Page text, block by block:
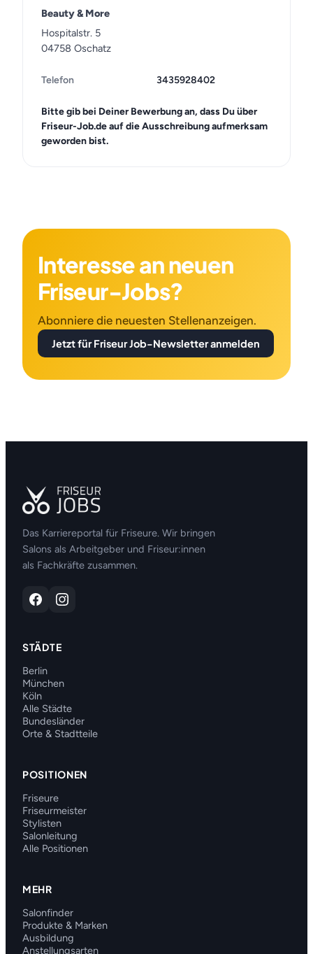
Beauty & More
Hospitalstr. 5
04758 Oschatz
Telefon 3435928402
Bitte gib bei Deiner Bewerbung an, dass Du über
Friseur-Job.de auf die Ausschreibung aufmerksam
geworden bist.
Interesse an neuen
Friseur-Jobs?
Abonniere die neuesten Stellenanzeigen.
Jetzt für Friseur Job-Newsletter anmelden
Das Karriereportal für Friseure. Wir bringen
Salons als Arbeitgeber und Friseur:innen
als Fachkräfte zusammen.
STÄDTE
Berlin
München
Köln
Alle Städte
Bundesländer
Orte & Stadtteile
POSITIONEN
Friseure
Friseurmeister
Stylisten
Salonleitung
Alle Positionen
MEHR
Salonfinder
Produkte & Marken
Ausbildung
Anstellungsarten